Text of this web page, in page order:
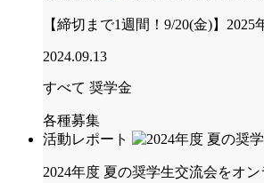
【締切まで1週間！9/20(金)】
2024.09.13
すべて 奨学金
各種募集
活動レポート
2024年度 夏の奨学生交流会をオ